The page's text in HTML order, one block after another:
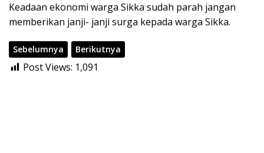
Keadaan ekonomi warga Sikka sudah parah jangan
memberikan janji- janji surga kepada warga Sikka.
Sebelumnya Berikutnya
Post Views: 1,091